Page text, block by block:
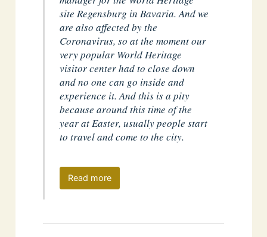
site Regensburg in Bavaria. And we
are also affected by the
Coronavirus, so at the moment our
very popular World Heritage
visitor center had to close down
and no one can go inside and
experience it. And this is a pity
because around this time of the
year at Easter, usually people start
to travel and come to the city.
Read more